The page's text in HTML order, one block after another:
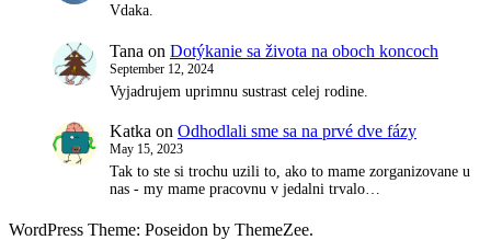
Vdaka.
Tana on Dotýkanie sa života na oboch koncoch
September 12, 2024
Vyjadrujem uprimnu sustrast celej rodine.
Katka on Odhodlali sme sa na prvé dve fázy
May 15, 2023
Tak to ste si trochu uzili to, ako to mame zorganizovane u
nas - my mame pracovnu v jedalni trvalo…
WordPress Theme: Poseidon by ThemeZee.